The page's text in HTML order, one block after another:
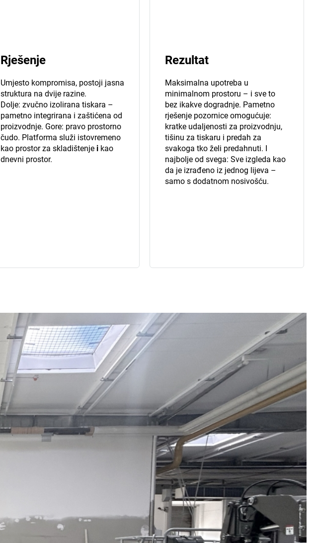
Rješenje
Umjesto kompromisa, postoji jasna
struktura na dvije razine.
Dolje: zvučno izolirana tiskara –
pametno integrirana i zaštićena od
proizvodnje. Gore: pravo prostorno
čudo. Platforma služi istovremeno
kao prostor za skladištenje i kao
dnevni prostor.
Rezultat
Maksimalna upotreba u
minimalnom prostoru – i sve to
bez ikakve dogradnje. Pametno
rješenje pozornice omogućuje:
kratke udaljenosti za proizvodnju,
tišinu za tiskaru i predah za
svakoga tko želi predahnuti. I
najbolje od svega: Sve izgleda kao
da je izrađeno iz jednog lijeva –
samo s dodatnom nosivošću.